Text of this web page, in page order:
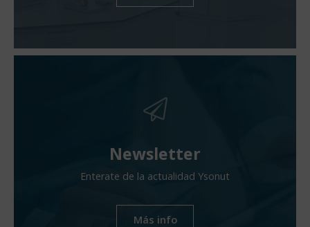
Newsletter
Enterate de la actualidad Ysonut
Más info